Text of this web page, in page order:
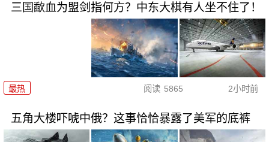
三国歃血为盟剑指何方？中东大棋有人坐不住了！
最热 阅读 5865 2小时前
五角大楼吓唬中俄？这事恰恰暴露了美军的底裤